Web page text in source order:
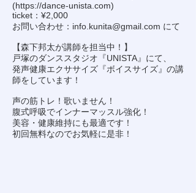
(https://dance-unista.com)
ticket：¥2,000
お問い合わせ： info.kunita@gmail.com にて
【森下邦太が講師を担当中！】
戸塚のダンススタジオ『UNISTA』にて、
発声健康エクササイズ『ボイスサイズ』の講
師をしています！
声の筋トレ！歌いません！
腹式呼吸でインナーマッスル強化！
美容・健康維持にも最適です！
初回無料なのでお気軽に是非！